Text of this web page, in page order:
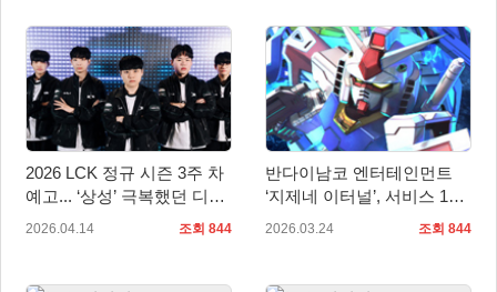
2026 LCK 정규 시즌 3주 차
예고... ‘상성’ 극복했던 디플
러스 기아, KT 롤스터-T1 만
2026.04.14 조회 844
반다이남코 엔터테인먼트
‘지제네 이터널’, 서비스 1주
년 앞두고 생방송 진행
2026.03.24 조회 844